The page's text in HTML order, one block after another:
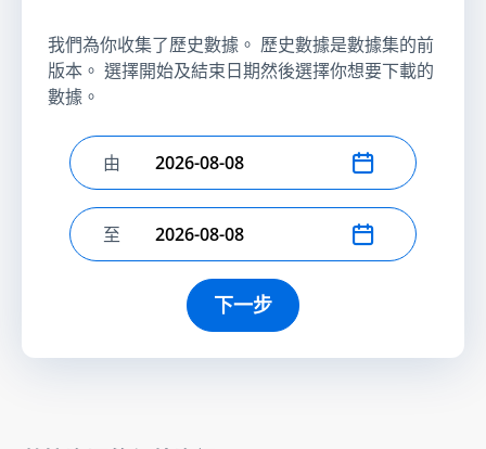
我們為你收集了歷史數據。 歷史數據是數據集的前
版本。 選擇開始及結束日期然後選擇你想要下載的
數據。
選擇開始日期
由
選擇結束日期
至
下一步